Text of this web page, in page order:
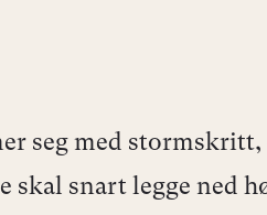
seg med stormskritt,
snart legge ned